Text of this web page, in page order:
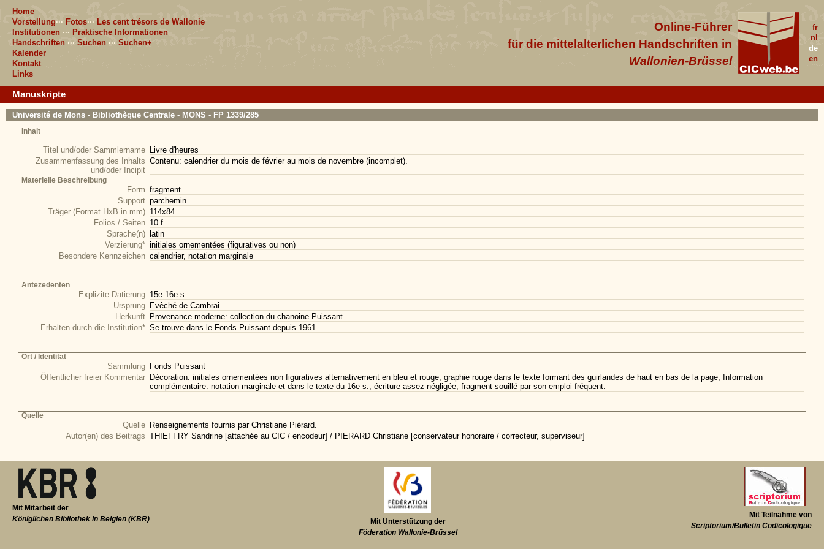
fr
nl
de
en
Online-Führer
für die mittelalterlichen Handschriften in
Wallonien-Brüssel
Home
Vorstellung··· Fotos··· Les cent trésors de Wallonie
Institutionen ··· Praktische Informationen
Handschriften ··· Suchen ··· Suchen+
Kalender
Kontakt
Links
Manuskripte
Université de Mons - Bibliothèque Centrale - MONS - FP 1339/285
Inhalt
Titel und/oder Sammlername Livre d'heures
Zusammenfassung des Inhalts
und/oder Incipit
Contenu: calendrier du mois de février au mois de novembre (incomplet).
Materielle Beschreibung
Form fragment
Support parchemin
Träger (Format HxB in mm) 114x84
Folios / Seiten 10 f.
Sprache(n)
latin
Verzierung* initiales ornementées (figuratives ou non)
Besondere Kennzeichen calendrier, notation marginale
Antezedenten
Explizite Datierung 15e-16e s.
Ursprung Evêché de Cambrai
Herkunft Provenance moderne: collection du chanoine Puissant
Erhalten durch die Institution* Se trouve dans le Fonds Puissant depuis 1961
Ort / Identität
Sammlung Fonds Puissant
Öffentlicher freier Kommentar Décoration: initiales ornementées non figuratives alternativement en bleu et rouge, graphie rouge dans le texte formant des guirlandes de haut en bas de la page; Information
complémentaire: notation marginale et dans le texte du 16e s., écriture assez négligée, fragment souillé par son emploi fréquent.
Quelle
Quelle Renseignements fournis par Christiane Piérard.
Autor(en) des Beitrags THIEFFRY Sandrine [attachée au CIC / encodeur] / PIERARD Christiane [conservateur honoraire / correcteur, superviseur]
Mit Unterstützung der
Föderation Wallonie-Brüssel
Mit Mitarbeit der
Königlichen Bibliothek in Belgien (KBR)
Mit Teilnahme von
Scriptorium/Bulletin Codicologique